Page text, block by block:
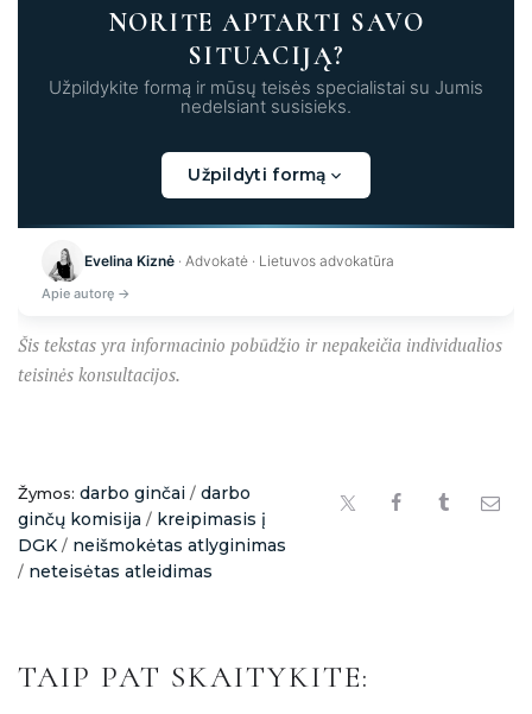
NORITE APTARTI SAVO
SITUACIJĄ?
Užpildykite formą ir mūsų teisės specialistai su Jumis
nedelsiant susisieks.
Užpildyti formą
Kraunama...
Evelina Kiznė · Advokatė · Lietuvos advokatūra
Apie autorę →
Šis tekstas yra informacinio pobūdžio ir nepakeičia individualios
teisinės konsultacijos.
Žymos: darbo ginčai / darbo
ginčų komisija / kreipimasis į
DGK / neišmokėtas atlyginimas
/ neteisėtas atleidimas
TAIP PAT SKAITYKITE: